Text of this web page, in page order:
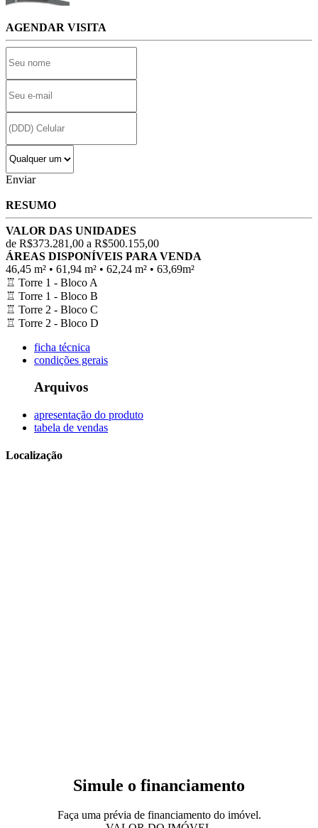
AGENDAR VISITA
Enviar
RESUMO
VALOR DAS UNIDADES
de R$373.281,00 a R$500.155,00
ÁREAS DISPONÍVEIS PARA VENDA
46,45 m² • 61,94 m² • 62,24 m² • 63,69m²
♖ Torre 1 - Bloco A
♖ Torre 1 - Bloco B
♖ Torre 2 - Bloco C
♖ Torre 2 - Bloco D
ficha técnica
condições gerais
Arquivos
apresentação do produto
tabela de vendas
Localização
Simule o financiamento
Faça uma prévia de financiamento do imóvel.